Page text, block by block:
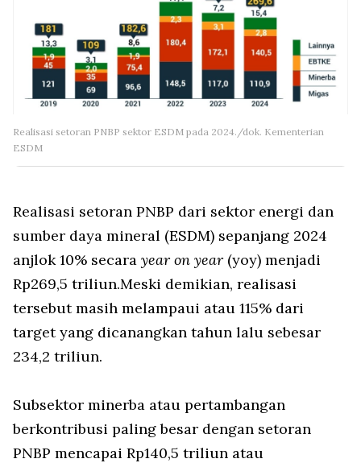
Realisasi setoran PNBP sektor ESDM pada 2024./dok. Kementerian
ESDM
Realisasi setoran PNBP dari sektor energi dan
sumber daya mineral (ESDM) sepanjang 2024
anjlok 10% secara year on year (yoy) menjadi
Rp269,5 triliun.Meski demikian, realisasi
tersebut masih melampaui atau 115% dari
target yang dicanangkan tahun lalu sebesar
234,2 triliun.
Subsektor minerba atau pertambangan
berkontribusi paling besar dengan setoran
PNBP mencapai Rp140,5 triliun atau